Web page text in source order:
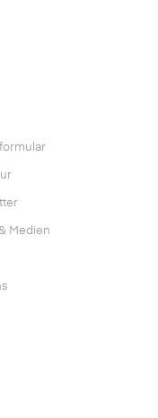
Medien